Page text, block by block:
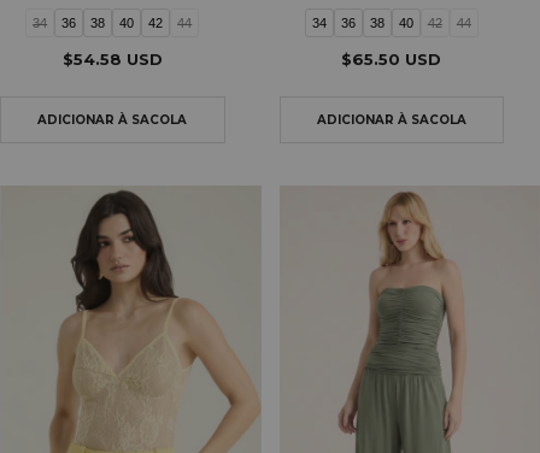
34 36 38 40 42 44
$54.58 USD
34 36 38 40 42 44
$65.50 USD